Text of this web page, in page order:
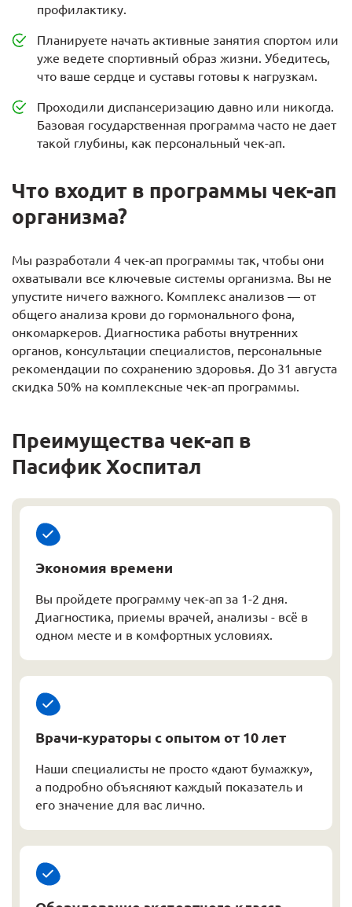
профилактику.
Планируете начать активные занятия спортом или
уже ведете спортивный образ жизни. Убедитесь,
что ваше сердце и суставы готовы к нагрузкам.
Проходили диспансеризацию давно или никогда.
Базовая государственная программа часто не дает
такой глубины, как персональный чек-ап.
Что входит в программы чек-ап
организма?
Мы разработали 4 чек-ап программы так, чтобы они
охватывали все ключевые системы организма. Вы не
упустите ничего важного. Комплекс анализов — от
общего анализа крови до гормонального фона,
онкомаркеров. Диагностика работы внутренних
органов, консультации специалистов, персональные
рекомендации по сохранению здоровья. До 31 августа
скидка 50% на комплексные чек-ап программы.
Преимущества чек-ап в
Пасифик Хоспитал
Экономия времени
Вы пройдете программу чек-ап за 1-2 дня.
Диагностика, приемы врачей, анализы - всё в
одном месте и в комфортных условиях.
Врачи-кураторы с опытом от 10 лет
Наши специалисты не просто «дают бумажку»,
а подробно объясняют каждый показатель и
его значение для вас лично.